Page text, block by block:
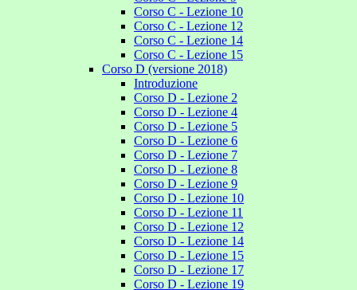
Corso C - Lezione 10
Corso C - Lezione 12
Corso C - Lezione 14
Corso C - Lezione 15
Corso D (versione 2018)
Introduzione
Corso D - Lezione 2
Corso D - Lezione 4
Corso D - Lezione 5
Corso D - Lezione 6
Corso D - Lezione 7
Corso D - Lezione 8
Corso D - Lezione 9
Corso D - Lezione 10
Corso D - Lezione 11
Corso D - Lezione 12
Corso D - Lezione 14
Corso D - Lezione 15
Corso D - Lezione 17
Corso D - Lezione 19